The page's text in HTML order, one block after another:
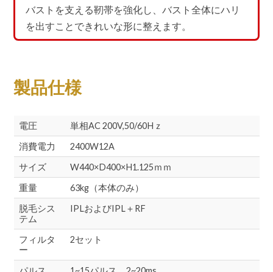
バストを支える靭帯を強化し、バスト全体にハリ
を出すことできれいな形に整えます。
製品仕様
電圧
単相AC 200V,50/60Hｚ
消費電力
2400W12A
サイズ
W440×D400×H1.125ｍｍ
重量
63kg（本体のみ）
脱毛シス
テム
IPLおよびIPL＋RF
フィルタ
ー
2セット